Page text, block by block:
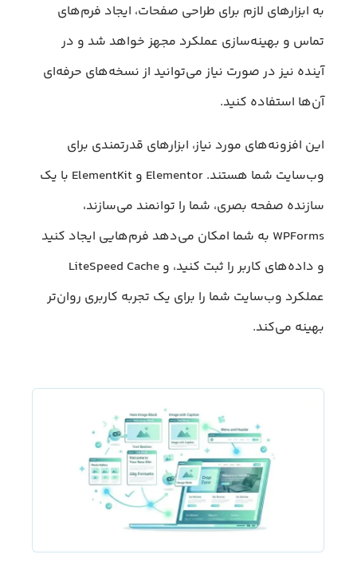
به ابزارهای لازم برای طراحی صفحات، ایجاد فرم‌های
تماس و بهینه‌سازی عملکرد مجهز خواهد شد و در
آینده نیز در صورت نیاز می‌توانید از نسخه‌های حرفه‌ای
آن‌ها استفاده کنید.
این افزونه‌های مورد نیاز، ابزارهای قدرتمندی برای
وب‌سایت شما هستند. Elementor و ElementKit با یک
سازنده صفحه بصری، شما را توانمند می‌سازند،
WPForms به شما امکان می‌دهد فرم‌هایی ایجاد کنید
و داده‌های کاربر را ثبت کنید، و LiteSpeed ​​Cache
عملکرد وب‌سایت شما را برای یک تجربه کاربری روان‌تر
بهینه می‌کند.